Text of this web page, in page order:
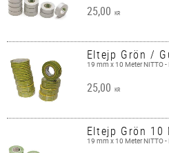
25,00 KR
Eltejp Grön /
19 mm x 10 Meter NITTO -
25,00 KR
Eltejp Grön 10
19 mm x 10 Meter NITTO -